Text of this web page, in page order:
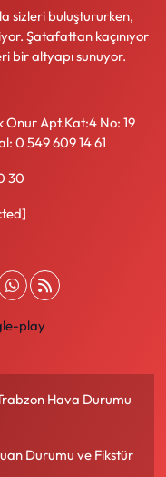
sizleri buluştururken,
Şatafattan kaçınıyor
bir altyapı sunuyor.
Onur Apt.Kat:4 No: 19
0 549 609 14 61
30
Hava Durumu
Durumu ve Fikstür